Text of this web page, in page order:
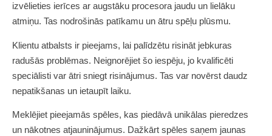
izvēlieties ierīces ar augstāku procesora jaudu un lielāku
atmiņu. Tas nodrošinās patīkamu un ātru spēļu plūsmu.
Klientu atbalsts ir pieejams, lai palīdzētu risināt jebkuras
radušās problēmas. Neignorējiet šo iespēju, jo kvalificēti
speciālisti var ātri sniegt risinājumus. Tas var novērst daudz
nepatikšanas un ietaupīt laiku.
Meklējiet pieejamās spēles, kas piedāvā unikālas pieredzes
un nākotnes atjauninājumus. Dažkārt spēles saņem jaunas